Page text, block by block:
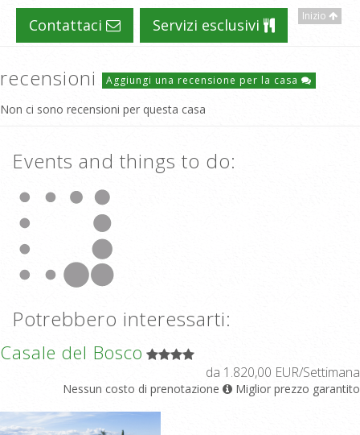
Inizio
Contattaci Servizi esclusivi
recensioni Aggiungi una recensione per la casa
Non ci sono recensioni per questa casa
Events and things to do:
Potrebbero interessarti:
Casale del Bosco
da 1.820,00 EUR/Settimana
Nessun costo di prenotazione Miglior prezzo garantito